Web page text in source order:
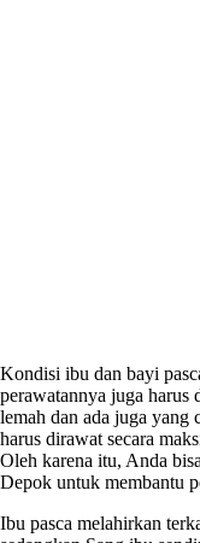
Kondisi ibu dan bayi
perawatannya juga harus
lemah dan ada juga yang
harus dirawat secara
Oleh karena itu, Anda
Depok untuk membantu
Ibu pasca melahirkan